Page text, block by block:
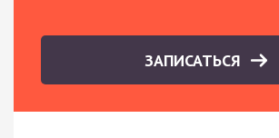
ЗАПИСАТЬСЯ